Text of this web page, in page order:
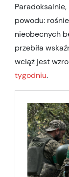
powodu:
nieobecnych
przebiła
wciąż jest
tygodniu.